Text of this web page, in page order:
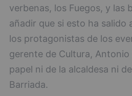
verbenas, los Fuegos, y las
añadir que si esto ha salido
los protagonistas de los
gerente de Cultura,
papel ni de la alcaldesa ni
Barriada.